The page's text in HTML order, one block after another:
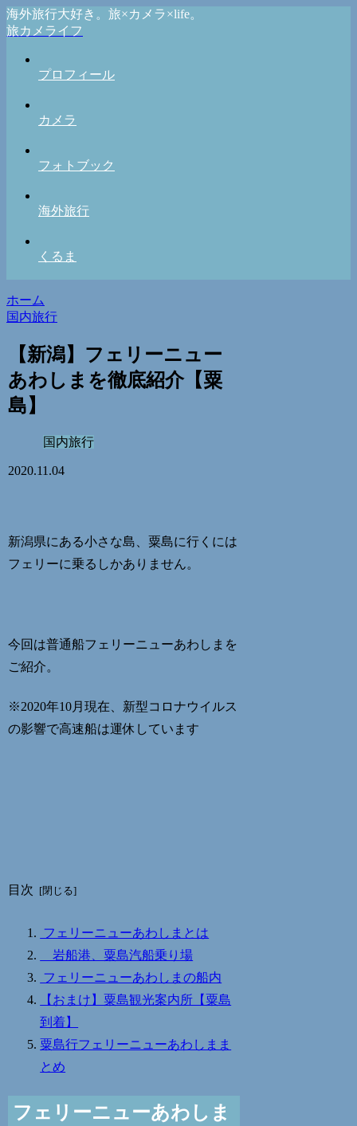
海外旅行大好き。旅×カメラ×life。
旅カメライフ
プロフィール
カメラ
フォトブック
海外旅行
くるま
ホーム
国内旅行
【新潟】フェリーニュー
あわしまを徹底紹介【粟
島】
国内旅行
2020.11.04
新潟県にある小さな島、粟島に行くには
フェリーに乗るしかありません。
今回は普通船フェリーニューあわしまを
ご紹介。
※2020年10月現在、新型コロナウイルス
の影響で高速船は運休しています
目次
フェリーニューあわしまとは
岩船港、粟島汽船乗り場
フェリーニューあわしまの船内
【おまけ】粟島観光案内所【粟島
到着】
粟島行フェリーニューあわしまま
とめ
フェリーニューあわしま